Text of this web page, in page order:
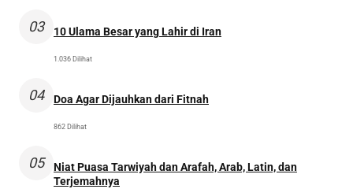
03 10 Ulama Besar yang Lahir di Iran
1.036 Dilihat
04 Doa Agar Dijauhkan dari Fitnah
862 Dilihat
05
Niat Puasa Tarwiyah dan Arafah, Arab, Latin, dan
Terjemahnya